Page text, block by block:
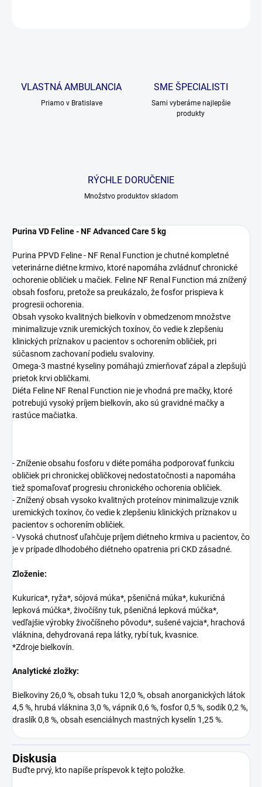
VLASTNÁ AMBULANCIA
Priamo v Bratislave
SME ŠPECIALISTI
Sami vyberáme najlepšie
produkty
RÝCHLE DORUČENIE
Množstvo produktov skladom
Purina VD Feline - NF Advanced Care 5 kg
Purina PPVD Feline - NF Renal Function je chutné kompletné
veterinárne diétne krmivo, ktoré napomáha zvládnuť chronické
ochorenie obličiek u mačiek. Feline NF Renal Function má znížený
obsah fosforu, pretože sa preukázalo, že fosfor prispieva k
progresii ochorenia.
Obsah vysoko kvalitných bielkovín v obmedzenom množstve
minimalizuje vznik uremických toxínov, čo vedie k zlepšeniu
klinických príznakov u pacientov s ochorením obličiek, pri
súčasnom zachovaní podielu svaloviny.
Omega-3 mastné kyseliny pomáhajú zmierňovať zápal a zlepšujú
prietok krvi obličkami.
Diéta Feline NF Renal Function nie je vhodná pre mačky, ktoré
potrebujú vysoký príjem bielkovín, ako sú gravidné mačky a
rastúce mačiatka.
- Zníženie obsahu fosforu v diéte pomáha podporovať funkciu
obličiek pri chronickej obličkovej nedostatočnosti a napomáha
tiež spomaľovať progresiu chronického ochorenia obličiek.
- Znížený obsah vysoko kvalitných proteínov minimalizuje vznik
uremických toxínov, čo vedie k zlepšeniu klinických príznakov u
pacientov s ochorením obličiek.
- Vysoká chutnosť uľahčuje príjem diétneho krmiva u pacientov, čo
je v prípade dlhodobého diétneho opatrenia pri CKD zásadné.
Zloženie:
Kukurica*, ryža*, sójová múka*, pšeničná múka*, kukuričná
lepková múčka*, živočíšny tuk, pšeničná lepková múčka*,
vedľajšie výrobky živočíšneho pôvodu*, sušené vajcia*, hrachová
vláknina, dehydrovaná repa látky, rybí tuk, kvasnice.
*Zdroje bielkovín.
Analytické zložky:
Bielkoviny 26,0 %, obsah tuku 12,0 %, obsah anorganických látok
4,5 %, hrubá vláknina 3,0 %, vápnik 0,6 %, fosfor 0,5 %, sodík 0,2 %,
draslík 0,8 %, obsah esenciálnych mastných kyselín 1,25 %.
Diskusia
Buďte prvý, kto napíše príspevok k tejto položke.